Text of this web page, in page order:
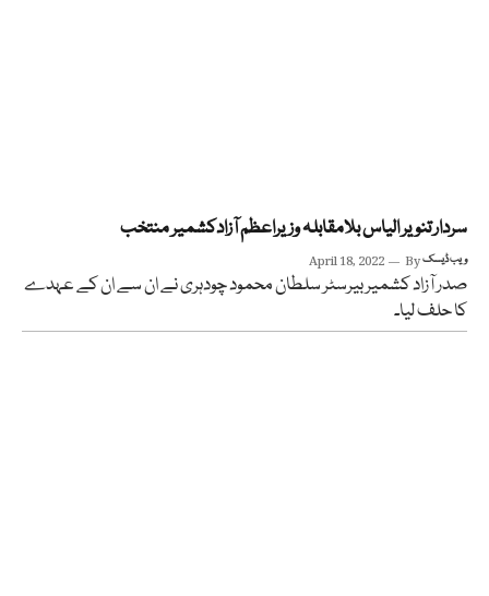
سردار تنویر الیاس بلامقابلہ وزیراعظم آزادکشمیر منتخب
April 18, 2022 Byویب ڈیسک
صدر آزاد کشمیر بیرسٹر سلطان محمود چودہری نے ان سے ان کے عہدے
کا حلف لیا۔